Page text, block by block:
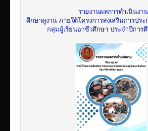
รายงานผลการดำเนินงาน
ศึกษาดูงาน ภายใต้โครงการส่งเสริมการปร
กลุ่มผู้เรียนอาชีวศึกษา ประจำปีการ